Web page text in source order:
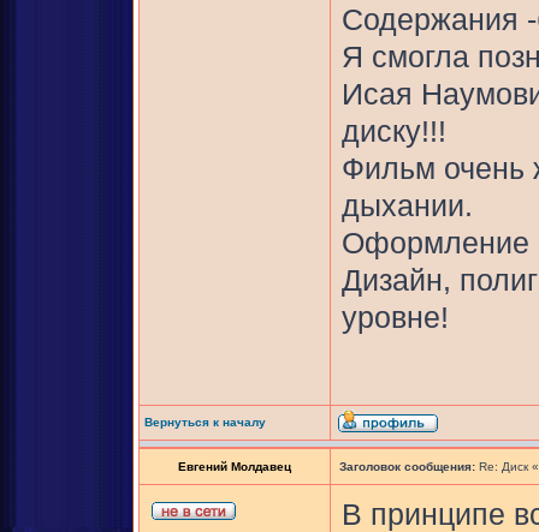
Содержания
Я смогла
Исая
диску!!!
Фильм очень
дыхании.
Оформление
Дизайн,
уровне!
Вернуться к началу
Евгений Молдавец Заголовок сообщения: Re: Диск
В принципе